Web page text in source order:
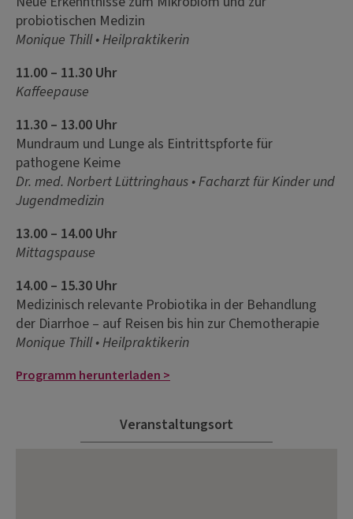
probiotischen Medizin
Monique Thill • Heilpraktikerin
11.00 – 11.30 Uhr
Kaffeepause
11.30 – 13.00 Uhr
Mundraum und Lunge als Eintrittspforte für
pathogene Keime
Dr. med. Norbert Lüttringhaus • Facharzt für Kinder und
Jugendmedizin
13.00 – 14.00 Uhr
Mittagspause
14.00 – 15.30 Uhr
Medizinisch relevante Probiotika in der Behandlung
der Diarrhoe – auf Reisen bis hin zur Chemotherapie
Monique Thill • Heilpraktikerin
Programm herunterladen >
Veranstaltungsort